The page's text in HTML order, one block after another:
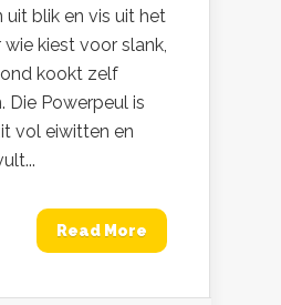
uit blik en vis uit het
kiest voor slank,
kookt zelf
Die Powerpeul is
vol eiwitten en
Read More